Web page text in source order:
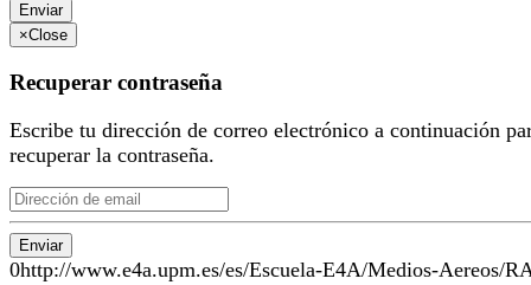
Enviar
×Close
Recuperar contraseña
Escribe tu dirección de correo electrónico a continuación
recuperar la contraseña.
Enviar
0http://www.e4a.upm.es/es/Escuela-E4A/Medios-Aereos/